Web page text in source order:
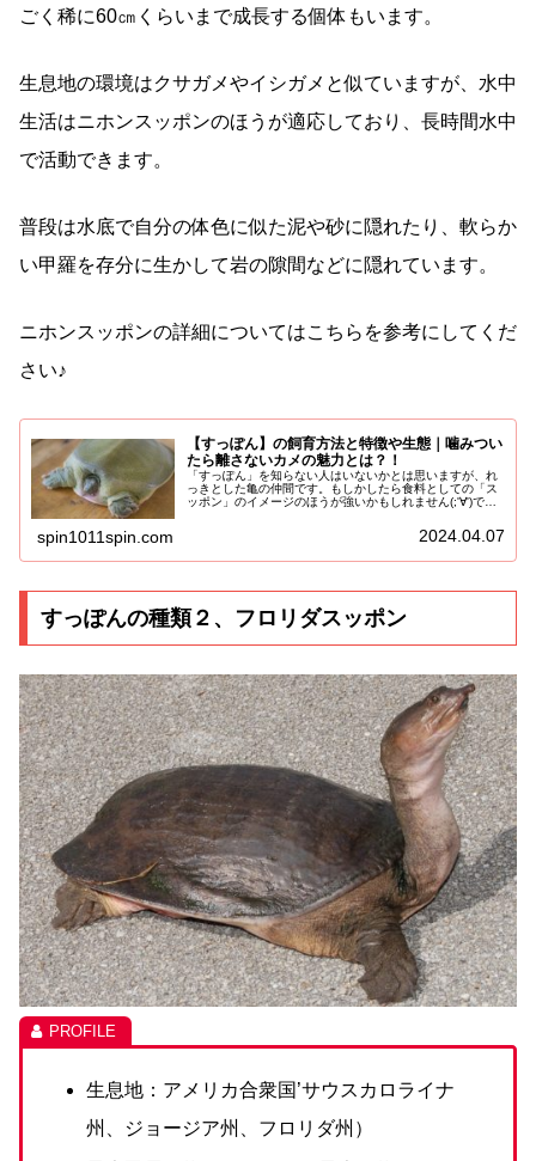
ごく稀に60㎝くらいまで成長する個体もいます。
生息地の環境はクサガメやイシガメと似ていますが、水中
生活はニホンスッポンのほうが適応しており、長時間水中
で活動できます。
普段は水底で自分の体色に似た泥や砂に隠れたり、軟らか
い甲羅を存分に生かして岩の隙間などに隠れています。
ニホンスッポンの詳細についてはこちらを参考にしてくだ
さい♪
【すっぽん】の飼育方法と特徴や生態｜噛みつい
たら離さないカメの魅力とは？！
「すっぽん」を知らない人はいないかとは思いますが、れ
っきとした亀の仲間です。もしかしたら食料としての「ス
ッポン」のイメージのほうが強いかもしれません(;'∀')です
spin1011spin.com 2024.04.07
すっぽんの種類２、フロリダスッポン
生息地：アメリカ合衆国’サウスカロライナ
州、ジョージア州、フロリダ州）